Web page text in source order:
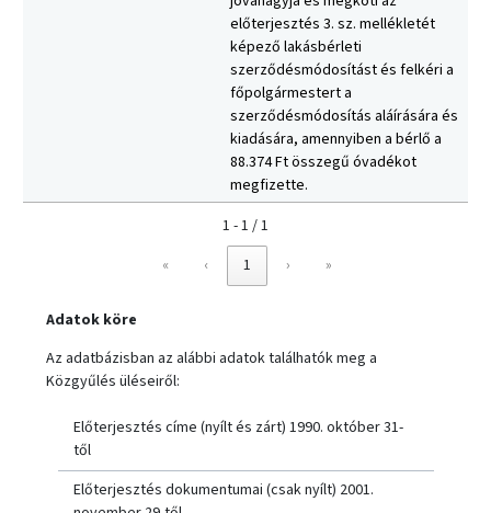
előterjesztés 3. sz. mellékletét
képező lakásbérleti
szerződésmódosítást és felkéri a
főpolgármestert a
szerződésmódosítás aláírására és
kiadására, amennyiben a bérlő a
88.374 Ft összegű óvadékot
megfizette.
1 - 1 / 1
«
‹ 1 › »
Adatok köre
Az adatbázisban az alábbi adatok találhatók meg a
Közgyűlés üléseiről:
Előterjesztés címe (nyílt és zárt) 1990. október 31-
től
Előterjesztés dokumentumai (csak nyílt) 2001.